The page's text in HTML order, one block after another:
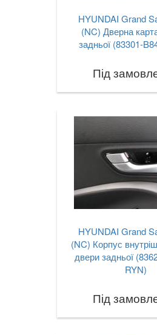
HYUNDAI Grand
(NC) Дверна
задньої (83301-
Під
HYUNDAI Grand
(NC) Корпус
двери задньої
RYN)
Під